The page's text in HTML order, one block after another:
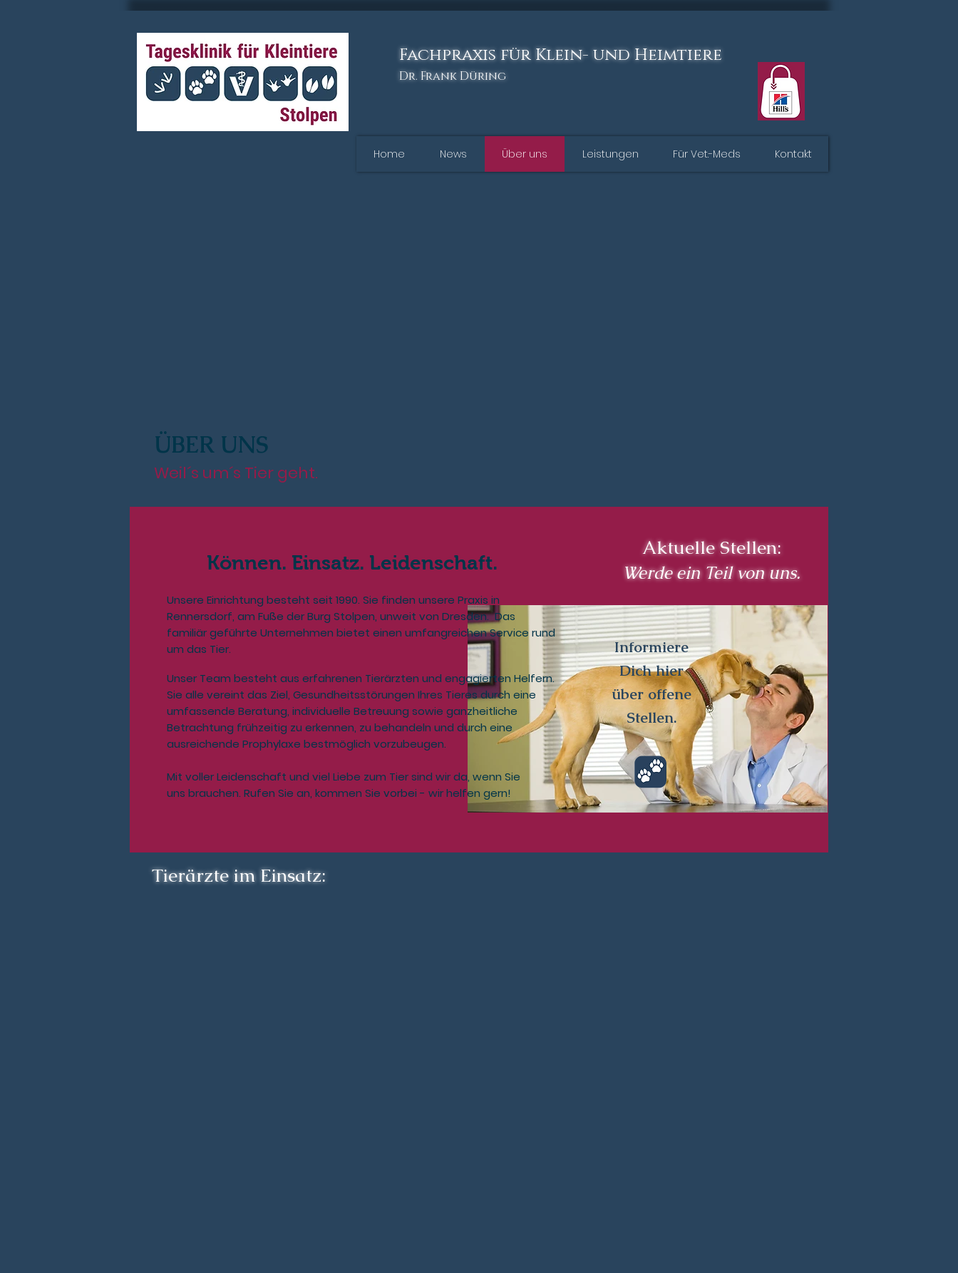
Fachpraxis für Klein- und Heimtiere
Dr. Frank Düring
Home News Über uns Leistungen Für Vet.-Meds Kontakt
ÜBER UNS
Weil´s um´s Tier geht.
Können. Einsatz. Leidenschaft.
Unsere Einrichtung besteht seit 1990. Sie finden unsere Praxis in
Rennersdorf, am Fuße der Burg Stolpen, unweit von Dresden. Das
familiär geführte Unternehmen bietet einen umfangreichen Service rund
um das Tier.
Unser Team besteht aus erfahrenen Tierärzten und engagierten Helfern.
Sie alle vereint das Ziel, Gesundheitsstörungen Ihres Tieres durch eine
umfassende Beratung, individuelle Betreuung sowie ganzheitliche
Betrachtung frühzeitig zu erkennen, zu behandeln und durch eine
ausreichende Prophylaxe bestmöglich vorzubeugen.
Mit voller Leidenschaft und viel Liebe zum Tier sind wir da, wenn Sie
uns brauchen. Rufen Sie an, kommen Sie vorbei - wir helfen gern!
Aktuelle Stellen:
Werde ein Teil von uns.
Informiere
Dichhier
über offene
Stellen.
Tierärzte im Einsatz: